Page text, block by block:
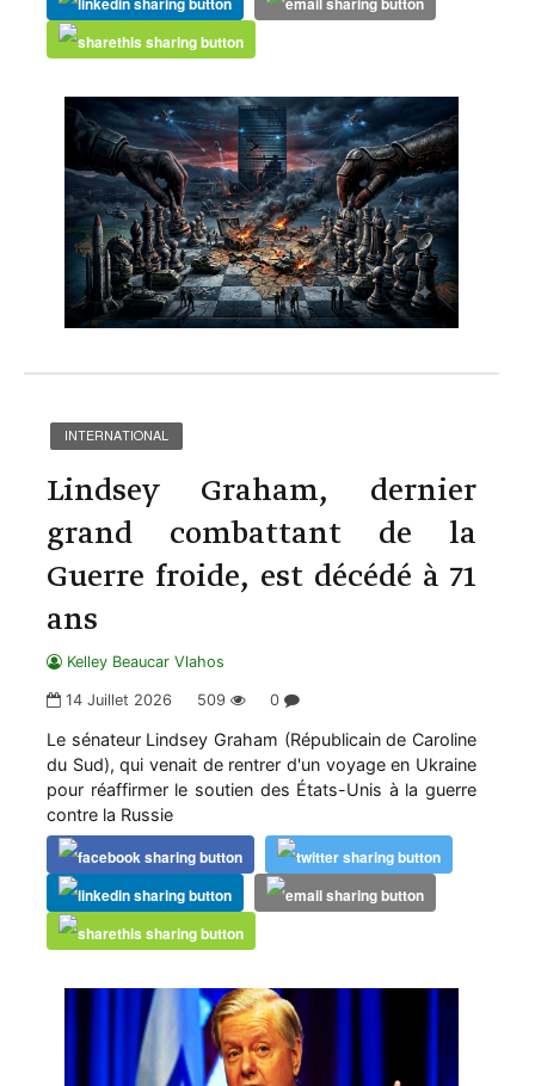
INTERNATIONAL
Lindsey Graham, dernier
grand combattant de la
Guerre froide, est décédé à 71
ans
Kelley Beaucar Vlahos
14 Juillet 2026 509 0
Le sénateur Lindsey Graham (Républicain de Caroline
du Sud), qui venait de rentrer d'un voyage en Ukraine
pour réaffirmer le soutien des États-Unis à la guerre
contre la Russie